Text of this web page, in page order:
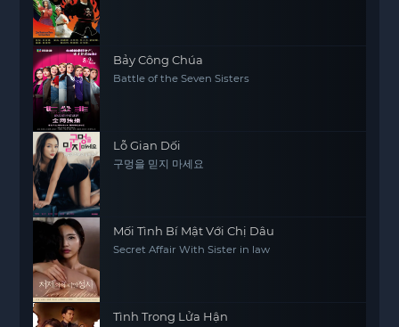
Bảy Công Chúa
Battle of the Seven Sisters
Lỗ Gian Dối
구멍을 믿지 마세요
Mối Tình Bí Mật Với Chị Dâu
Secret Affair With Sister in law
Tình Trong Lửa Hận